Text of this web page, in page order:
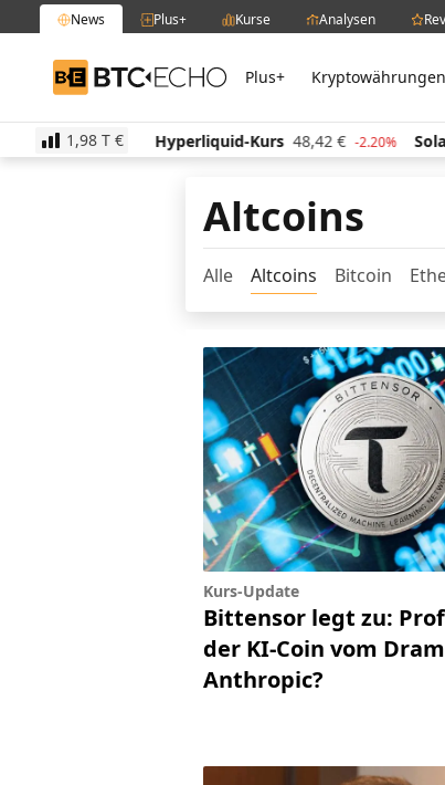
News Plus+ Kurse Analysen
BTC-ECHO Plus+ Kryptowährungen
1,98 T €
512,20 € -1.30% Hyperliquid-Kurs 48,42 € -2.20%
Altcoins
Alle Altcoins Bitcoin
Kurs-Update
Bittensor legt zu:
der KI-Coin vom
Anthropic?